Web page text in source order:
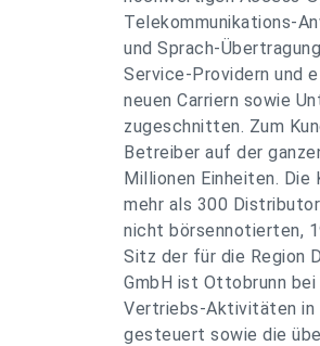
Telekommunikations-
und Sprach-
Service-Providern und
neuen Carriern sowie
zugeschnitten. Zum
Betreiber auf der
Millionen Einheiten. Die
mehr als 300
nicht börsennotierten,
Sitz der für die Region
GmbH ist Ottobrunn
Vertriebs-Aktivitäten in
gesteuert sowie die